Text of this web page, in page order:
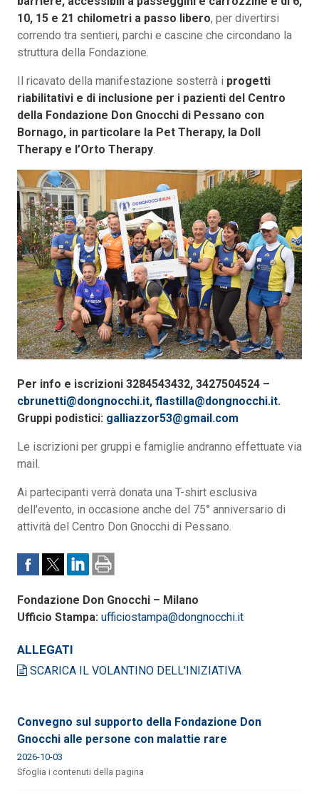
10, 15 e 21 chilometri a passo libero, per divertirsi
correndo tra sentieri, parchi e cascine che circondano la
struttura della Fondazione.
Il ricavato della manifestazione sosterrà i progetti
riabilitativi e di inclusione per i pazienti del Centro
della Fondazione Don Gnocchi di Pessano con
Bornago, in particolare la Pet Therapy, la Doll
Therapy e l’Orto Therapy
Per info e iscrizioni 3284543432, 3427504524 –
cbrunetti@dongnocchi.it, flastilla@dongnocchi.it.
Gruppi podistici: galliazzor53@gmail.com
Le iscrizioni per gruppi e famiglie andranno effettuate via
mail.
Ai partecipanti verrà donata una T-shirt esclusiva
dell'evento, in occasione anche del 75° anniversario di
attività del Centro Don Gnocchi di Pessano.
Fondazione Don Gnocchi – Milano
Ufficio Stampa: ufficiostampa@dongnocchi.it
ALLEGATI
SCARICA IL VOLANTINO DELL'INIZIATIVA
Convegno sul supporto della Fondazione Don
Gnocchi alle persone con malattie rare
2026-10-03
Sfoglia i contenuti della pagina